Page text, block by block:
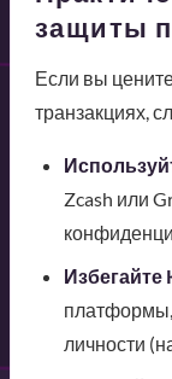
защиты
Если вы
транзакциях,
Zcash или
Избегайте
личности